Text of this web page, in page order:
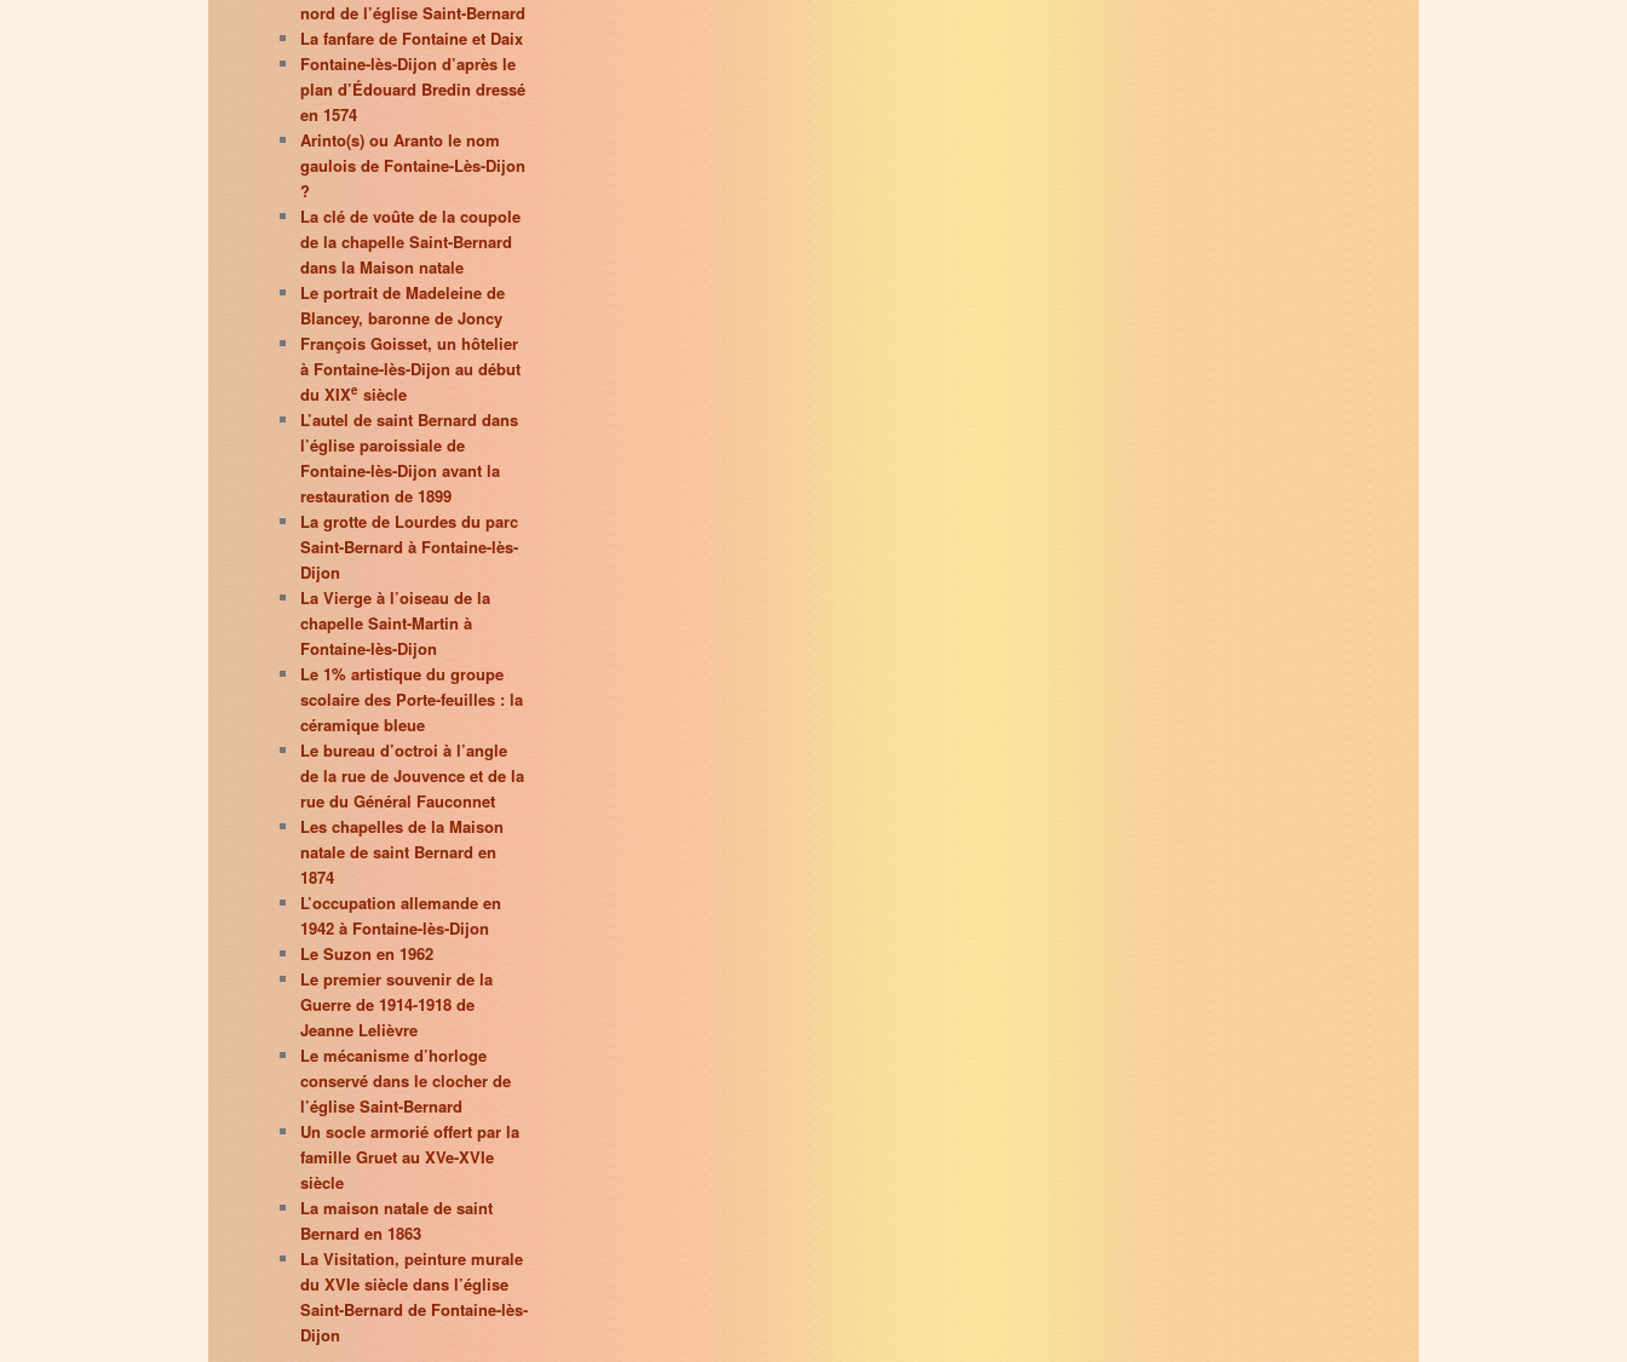
nord de l’église Saint-Bernard
La fanfare de Fontaine et Daix
Fontaine-lès-Dijon d’après le
plan d’Édouard Bredin dressé
en 1574
Arinto(s) ou Aranto le nom
gaulois de Fontaine-Lès-Dijon
?
La clé de voûte de la coupole
de la chapelle Saint-Bernard
dans la Maison natale
Le portrait de Madeleine de
Blancey, baronne de Joncy
François Goisset, un hôtelier
à Fontaine-lès-Dijon au début
du XIXe siècle
L’autel de saint Bernard dans
l’église paroissiale de
Fontaine-lès-Dijon avant la
restauration de 1899
La grotte de Lourdes du parc
Saint-Bernard à Fontaine-lès-
Dijon
La Vierge à l’oiseau de la
chapelle Saint-Martin à
Fontaine-lès-Dijon
Le 1% artistique du groupe
scolaire des Porte-feuilles : la
céramique bleue
Le bureau d’octroi à l’angle
de la rue de Jouvence et de la
rue du Général Fauconnet
Les chapelles de la Maison
natale de saint Bernard en
1874
L’occupation allemande en
1942 à Fontaine-lès-Dijon
Le Suzon en 1962
Le premier souvenir de la
Guerre de 1914-1918 de
Jeanne Lelièvre
Le mécanisme d’horloge
conservé dans le clocher de
l’église Saint-Bernard
Un socle armorié offert par la
famille Gruet au XVe-XVIe
siècle
La maison natale de saint
Bernard en 1863
La Visitation, peinture murale
du XVIe siècle dans l’église
Saint-Bernard de Fontaine-lès-
Dijon